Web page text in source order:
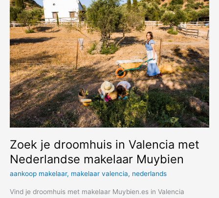
de
Wesen
Pro
Plus
kiest
Zoek je droomhuis in Valencia met
Nederlandse makelaar Muybien
aankoop makelaar, makelaar valencia, nederlands
Vind je droomhuis met makelaar Muybien.es in Valencia